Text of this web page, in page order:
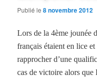
Publié le8 novembre 2012
Lors de la 4ème jounée
français étaient en lice
rapprocher d’une
cas de victoire alors